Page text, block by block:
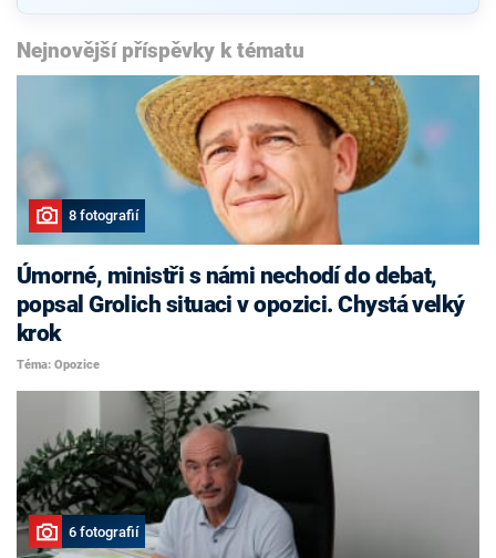
Nejnovější příspěvky k tématu
8 fotografií
Úmorné, ministři s námi nechodí do debat,
popsal Grolich situaci v opozici. Chystá velký
krok
Téma: Opozice
6 fotografií